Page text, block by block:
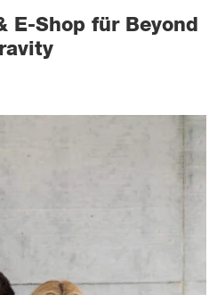
E-Shop für Beyond